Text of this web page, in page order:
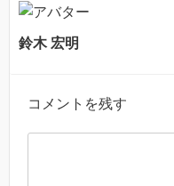
鈴木 宏明
コメントを残す